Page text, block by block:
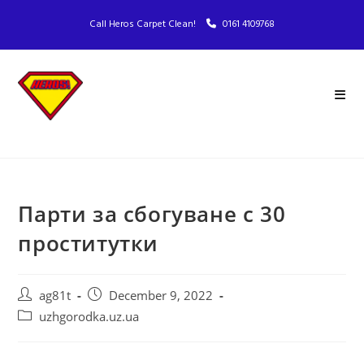
Call Heros Carpet Clean! 0161 4109768
Парти за сбогуване с 30
проститутки
ag81t
December 9, 2022
uzhgorodka.uz.ua